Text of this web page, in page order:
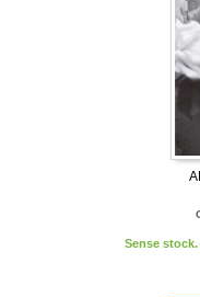
Sense